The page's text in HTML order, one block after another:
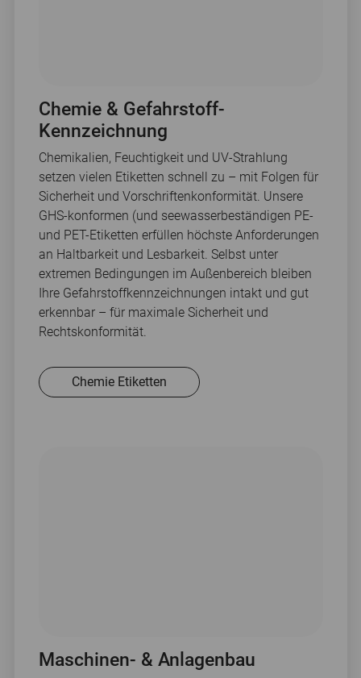
Chemie & Gefahrstoff-
Kennzeichnung
Chemikalien, Feuchtigkeit und UV-Strahlung
setzen vielen Etiketten schnell zu – mit Folgen für
Sicherheit und Vorschriftenkonformität. Unsere
GHS-konformen (und seewasserbeständigen PE-
und PET-Etiketten erfüllen höchste Anforderungen
an Haltbarkeit und Lesbarkeit. Selbst unter
extremen Bedingungen im Außenbereich bleiben
Ihre Gefahrstoffkennzeichnungen intakt und gut
erkennbar – für maximale Sicherheit und
Rechtskonformität.
Chemie Etiketten
Maschinen- & Anlagenbau